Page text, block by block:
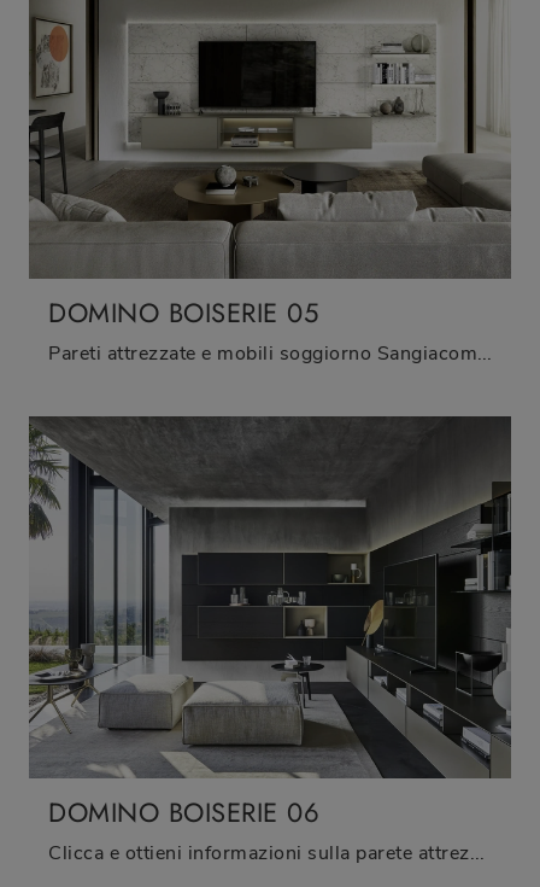
DOMINO BOISERIE 05
Pareti attrezzate e mobili soggiorno Sangiacomo: clicca e scopri il modello Domino Boiserie 05 e potrai impreziosire stanze moderne di ogni tipo.
DOMINO BOISERIE 06
Clicca e ottieni informazioni sulla parete attrezzata Domino Boiserie 06 del brand Sangiacomo: è la soluzione dalle linee moderne ideale per te.